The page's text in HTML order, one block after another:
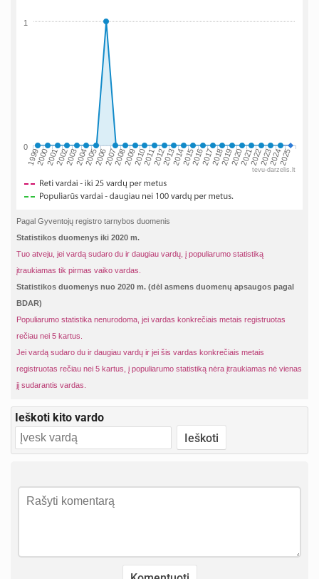
199920002001200220032004200520062007200820092010201120122013201420152016201720182019202020212022202320242025
0
1
tevu-darzelis.lt
Pagal Gyventojų registro tarnybos duomenis
Statistikos duomenys iki 2020 m.
Tuo atveju, jei vardą sudaro du ir daugiau vardų, į populiarumo statistiką
įtraukiamas tik pirmas vaiko vardas.
Statistikos duomenys nuo 2020 m. (dėl asmens duomenų apsaugos pagal
BDAR)
Populiarumo statistika nenurodoma, jei vardas konkrečiais metais registruotas
rečiau nei 5 kartus.
Jei vardą sudaro du ir daugiau vardų ir jei šis vardas konkrečiais metais
registruotas rečiau nei 5 kartus, į populiarumo statistiką nėra įtraukiamas nė vienas
jį sudarantis vardas.
Ieškoti kito vardo